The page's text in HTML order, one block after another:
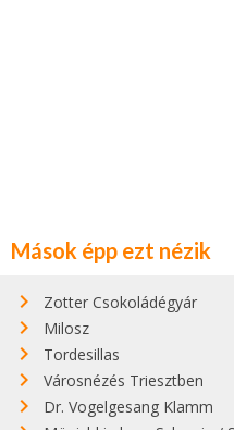
Mások épp ezt nézik
Zotter Csokoládégyár
Milosz
Tordesillas
Városnézés Triesztben
Dr. Vogelgesang Klamm